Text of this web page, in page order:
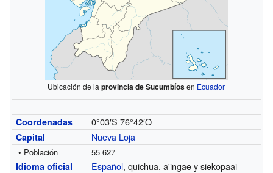
Ubicación de laprovincia de Sucumbíosen Ecuador
Coordenadas 0°03′S 76°42′O
Capital Nueva Loja
• Población 55 627
Idioma oficial Español, quichua, a'ingae y siekopaai